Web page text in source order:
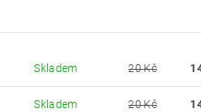
Skladem 20 Kč
Skladem 20 Kč